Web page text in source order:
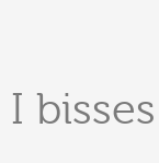
I bisses